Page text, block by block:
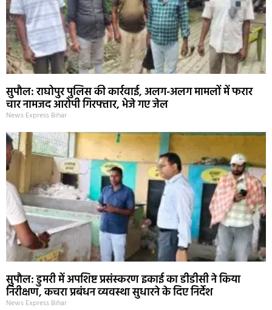
सुपौल: राघोपुर पुलिस की कार्रवाई, अलग-अलग मामलों में फरार
चार नामजद आरोपी गिरफ्तार, भेजे गए जेल
News Express Bihar
सुपौल: डुमरी में अपशिष्ट प्रसंस्करण इकाई का डीडीसी ने किया
निरीक्षण, कचरा प्रबंधन व्यवस्था सुधारने के दिए निर्देश
News Express Bihar